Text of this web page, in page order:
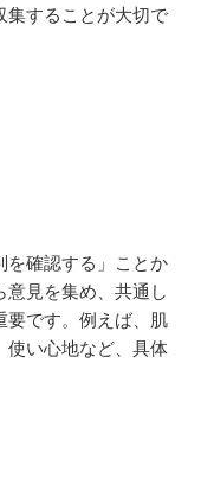
集することが大切で
を確認する」ことか
意見を集め、共通し
要です。例えば、肌
使い心地など、具体